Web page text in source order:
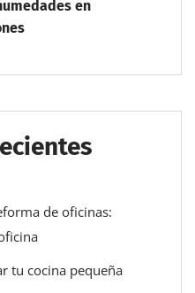
en
de oficinas:
tu cocina pequeña